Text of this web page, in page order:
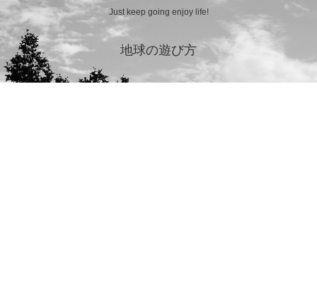
Just keep going enjoy life!
地球の遊び方